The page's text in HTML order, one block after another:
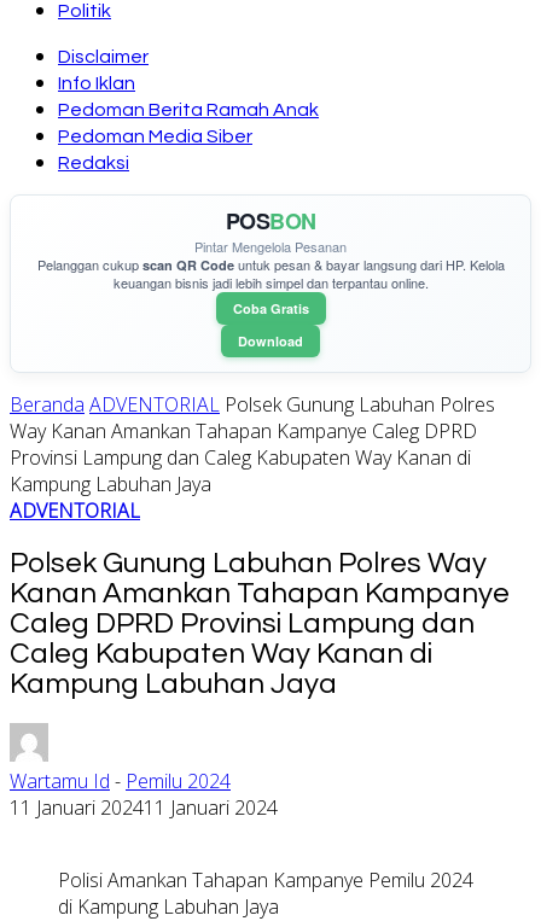
Politik
Disclaimer
Info Iklan
Pedoman Berita Ramah Anak
Pedoman Media Siber
Redaksi
POSBON
Pintar Mengelola Pesanan
Pelanggan cukup scan QR Codeuntuk pesan & bayar langsung dari HP. Kelola
keuangan bisnis jadi lebih simpel dan terpantau online.
Coba Gratis
Download
Beranda ADVENTORIAL Polsek Gunung Labuhan Polres
Way Kanan Amankan Tahapan Kampanye Caleg DPRD
Provinsi Lampung dan Caleg Kabupaten Way Kanan di
Kampung Labuhan Jaya
ADVENTORIAL
Polsek Gunung Labuhan Polres Way
Kanan Amankan Tahapan Kampanye
Caleg DPRD Provinsi Lampung dan
Caleg Kabupaten Way Kanan di
Kampung Labuhan Jaya
Wartamu Id - Pemilu 2024
11 Januari 202411 Januari 2024
Polisi Amankan Tahapan Kampanye Pemilu 2024
di Kampung Labuhan Jaya